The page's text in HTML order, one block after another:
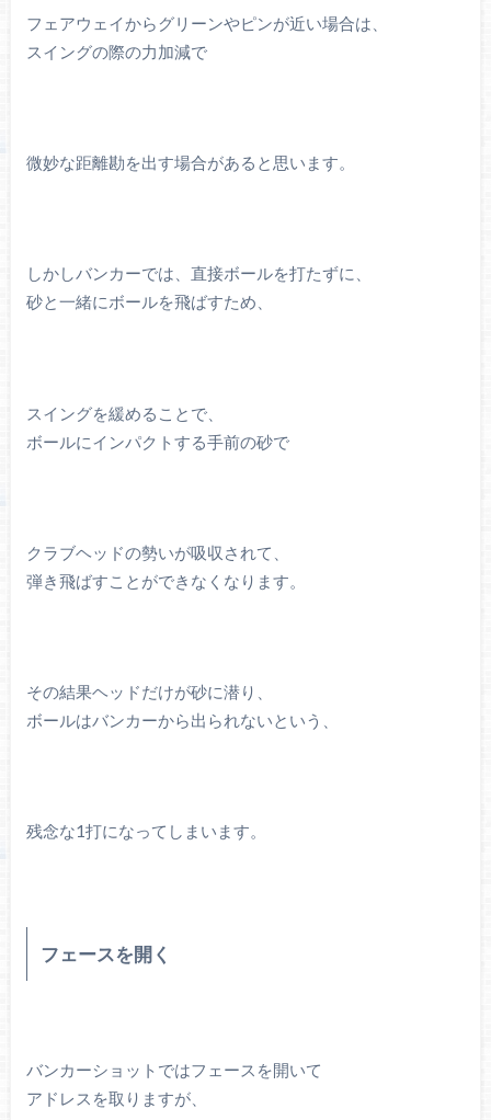
フェアウェイからグリーンやピンが近い場合は、
スイングの際の力加減で
微妙な距離勘を出す場合があると思います。
しかしバンカーでは、直接ボールを打たずに、
砂と一緒にボールを飛ばすため、
スイングを緩めることで、
ボールにインパクトする手前の砂で
クラブヘッドの勢いが吸収されて、
弾き飛ばすことができなくなります。
その結果ヘッドだけが砂に潜り、
ボールはバンカーから出られないという、
残念な1打になってしまいます。
フェースを開く
バンカーショットではフェースを開いて
アドレスを取りますが、